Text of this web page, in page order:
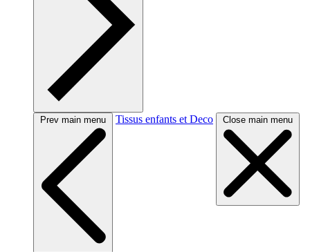
Prev main menu Tissus enfants et Deco Close main menu